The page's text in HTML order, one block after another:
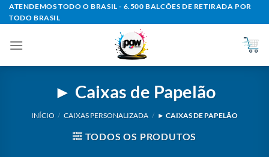
Skip
to
ATENDEMOS TODO O BRASIL - 6.500 BALCÕES DE RETIRADA POR
TODO BRASIL
► Caixas de Papelão
INÍCIO / CAIXAS PERSONALIZADA / ► CAIXAS DE PAPELÃO
TODOS OS PRODUTOS